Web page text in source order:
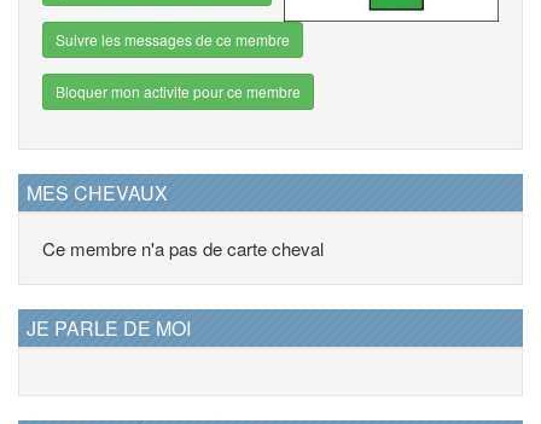
Suivre les messages de ce membre
Bloquer mon activite pour ce membre
MES CHEVAUX
Ce membre n'a pas de carte cheval
JE PARLE DE MOI